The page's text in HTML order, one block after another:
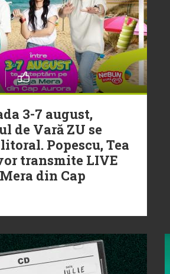
3-7 august,
de Vară ZU se
Popescu, Tea
transmite LIVE
din Cap